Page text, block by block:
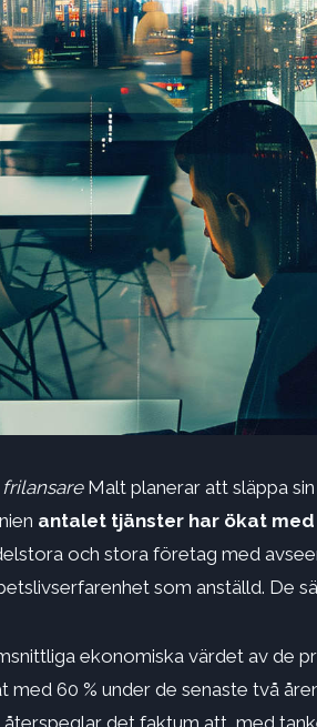
frilansareMalt planerar att släppa
antalet tjänster har ökat med
och stora företag med
som anställd. De
ekonomiska värdet av de
60 % under de senaste två